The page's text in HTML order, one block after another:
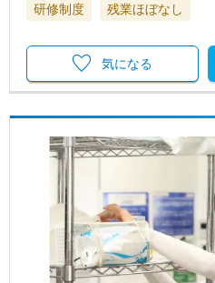
研修制度 残業ほぼなし
気になる